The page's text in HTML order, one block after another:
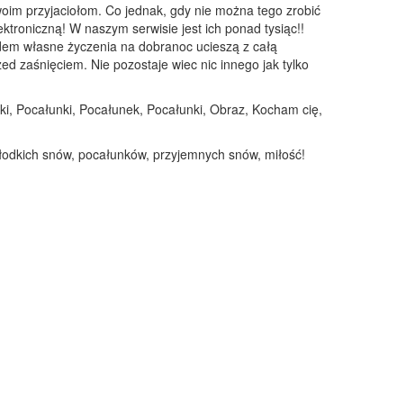
przyjaciołom. Co jednak, gdy nie można tego zrobić
W naszym serwisie jest ich ponad tysiąc!!
własne życzenia na dobranoc ucieszą z całą
zaśnięciem. Nie pozostaje wiec nic innego jak tylko
Pocałunek, Pocałunki, Obraz, Kocham cię,
snów, pocałunków, przyjemnych snów, miłość!